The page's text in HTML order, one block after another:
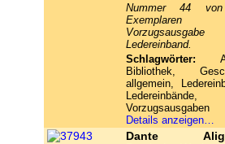
Nummer 44
Exemplaren
Ledereinband.
Schlagwörter:
Bibliothek,
allgemein,
Ledereinbände,
Vorzugsausgaben
Details anzeigen…
Dante